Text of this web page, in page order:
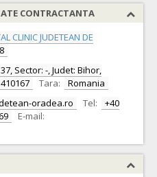
CONTRACTANTA
CLINIC JUDETEAN DE
Sector: -, Judet: Bihor,
Tara:
Romania
oradea.ro Tel:
+40
E-mail: